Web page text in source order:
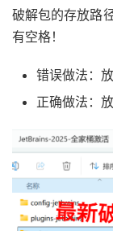
破解包的存放路
有空格！
错误做法：
正确做法：